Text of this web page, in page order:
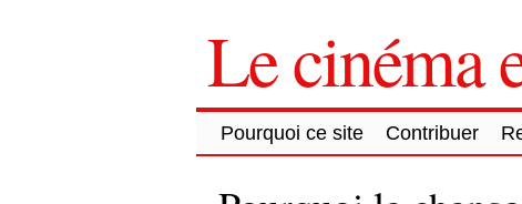
Le cinéma
Pourquoi ce site Contribuer